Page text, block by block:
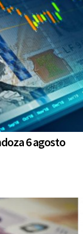
6 agosto